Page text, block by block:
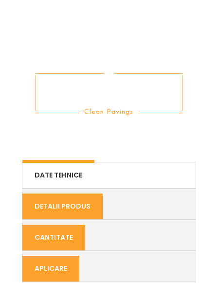
Clean Pavings
DATE TEHNICE
DETALII PRODUS
CANTITATE
APLICARE